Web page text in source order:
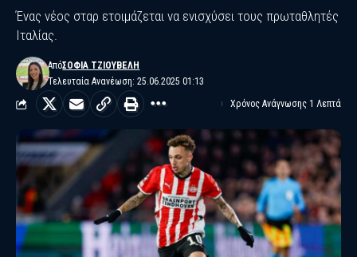
Ένας νέος σταρ ετοιμάζεται να ενισχύσει τους πρωταθλητές
Ιταλίας.
Τελευταία Ανανέωση: 25.06.2025 01:13
ΑπόΣΟΦΊΑ ΤΖΙΟΎΒΕΛΗ
Χρόνος Ανάγνωσης 1 Λεπτά